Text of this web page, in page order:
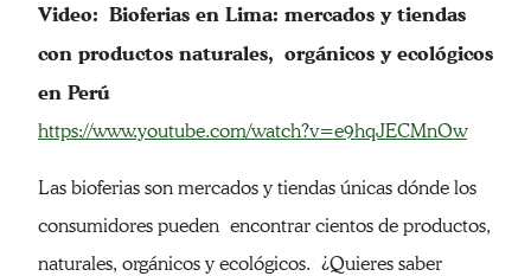
Video: Bioferias en Lima: mercados y tiendas
con productos naturales, orgánicos y ecológicos
en Perú
https://www.youtube.com/watch?v=e9hqJECMnOw
Las bioferias son mercados y tiendas únicas dónde los
consumidores pueden encontrar cientos de productos,
naturales, orgánicos y ecológicos. ¿Quieres saber